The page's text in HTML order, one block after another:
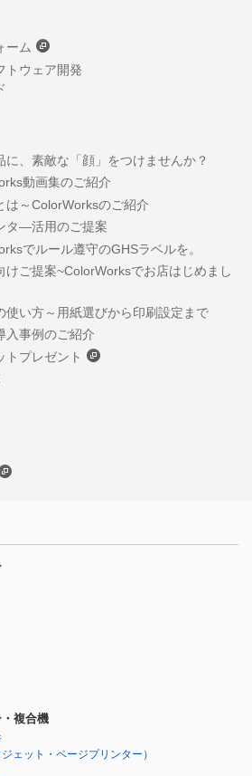
ーム
トウェア開発
に、素敵な「顔」をつけませんか？
動画集のご紹介
～ColorWorksのご紹介
タ―活用のご提案
でルール遵守のGHSラベルを。
けご提案~ColorWorksでお店はじめまし
い方～用紙選びから印刷設定まで
事例のご紹介
トプレゼント
複合機
ジェット・ページプリンター）